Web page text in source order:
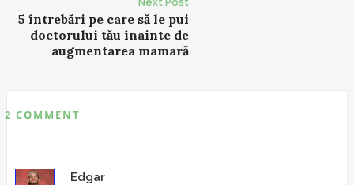
i
5 întrebări pe care să le pui
doctorului tău înainte de
augmentarea mamară
2 COMMENT
Edgar